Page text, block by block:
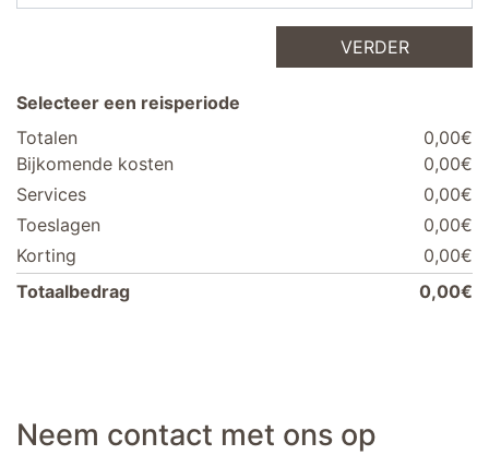
VERDER
Selecteer een reisperiode
Totalen
0,00€
Bijkomende kosten
0,00€
Services
0,00€
Toeslagen
0,00€
Korting
0,00€
Totaalbedrag
0,00€
Neem contact met ons op